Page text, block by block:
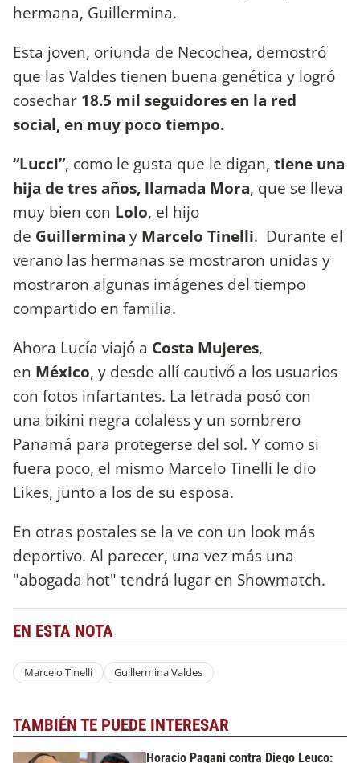
hermana, Guillermina.
Esta joven, oriunda de Necochea, demostró
que las Valdes tienen buena genética y logró
cosechar 18.5 mil seguidores en la red
social, en muy poco tiempo.
“Lucci”, como le gusta que le digan, tiene una
hija de tres años, llamada Mora, que se lleva
muy bien con Lolo, el hijo
de Guillermina y Marcelo Tinelli. Durante el
verano las hermanas se mostraron unidas y
mostraron algunas imágenes del tiempo
compartido en familia.
Ahora Lucía viajó a Costa Mujeres,
en México, y desde allí cautivó a los usuarios
con fotos infartantes. La letrada posó con
una bikini negra colaless y un sombrero
Panamá para protegerse del sol. Y como si
fuera poco, el mismo Marcelo Tinelli le dio
Likes, junto a los de su esposa.
En otras postales se la ve con un look más
deportivo. Al parecer, una vez más una
"abogada hot" tendrá lugar en Showmatch.
EN ESTA NOTA
Marcelo Tinelli Guillermina Valdes
TAMBIÉN TE PUEDE INTERESAR
Horacio Pagani contra Diego Leuco: